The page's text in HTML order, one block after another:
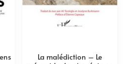
La malédiction – Le